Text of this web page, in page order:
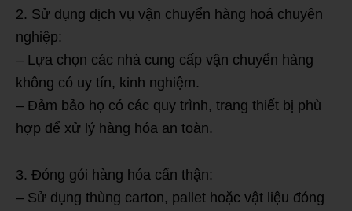
2. Sử dụng dịch vụ vận chuyển hàng hoá chuyên
nghiệp:
– Lựa chọn các nhà cung cấp vận chuyển hàng
không có uy tín, kinh nghiệm.
– Đảm bảo họ có các quy trình, trang thiết bị phù
hợp để xử lý hàng hóa an toàn.
3. Đóng gói hàng hóa cẩn thận:
– Sử dụng thùng carton, pallet hoặc vật liệu đóng